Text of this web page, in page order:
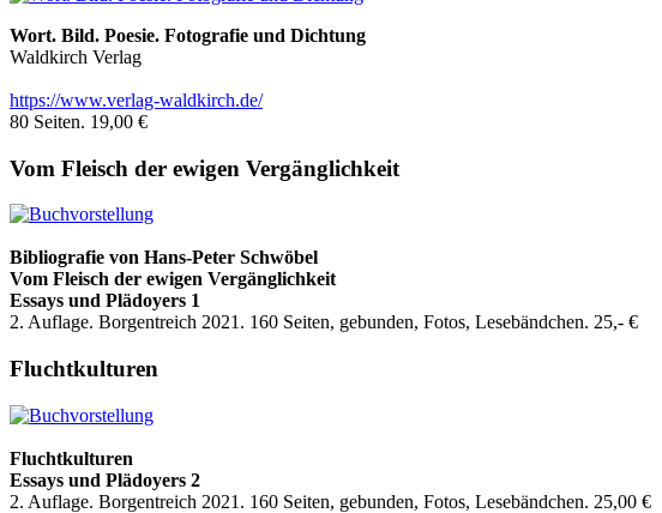
Wort. Bild. Poesie. Fotografie und Dichtung
Waldkirch Verlag
https://www.verlag-waldkirch.de/
80 Seiten. 19,00 €
Vom Fleisch der ewigen Vergänglichkeit
Bibliografie von Hans-Peter Schwöbel
Vom Fleisch der ewigen Vergänglichkeit
Essays und Plädoyers 1
2. Auflage. Borgentreich 2021. 160 Seiten, gebunden, Fotos, Lesebändchen. 25,- €
Fluchtkulturen
Fluchtkulturen
Essays und Plädoyers 2
2. Auflage. Borgentreich 2021. 160 Seiten, gebunden, Fotos, Lesebändchen. 25,00 €